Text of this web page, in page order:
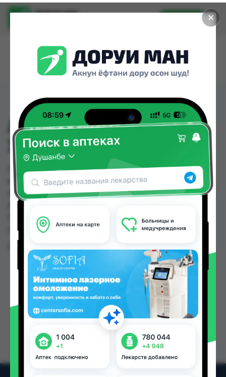
✕
Доруи ман
Установить
ЛАМБРОТИН ТБ
30МГ/5МГ №20
ЛАМБРОТИН ТБ 30МГ/5МГ №20 можно купить
или заказать в аптеках, Абубакри Карим,
Авиценна, АЗИЗ ВАКО , Алишер-К, Аптека + 24/7,
35.00 TJS до 43.70 TJS в Душанбе и других
городах Таджикистана